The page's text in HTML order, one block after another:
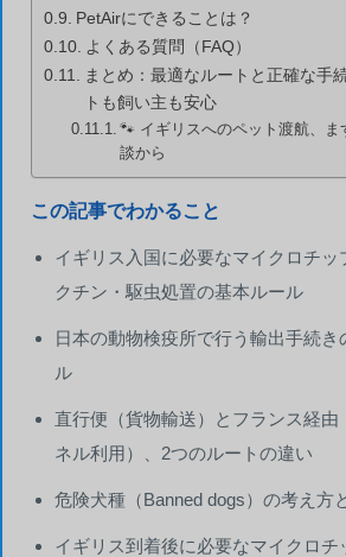
PetAirにできることは？
よくある質問（FAQ）
まとめ：最適なルートと正確な手
トも飼い主も安心
🐾 イギリスへのペット渡航、ま
談から
この記事でわかること
イギリス入国に必要なマイクロチッ
クチン・駆虫処置の基本ルール
日本の動物検疫所で行う輸出手続き
ル
直行便（貨物輸送）とフランス経由
ネル利用）、2つのルートの違い
危険犬種（Banned dogs）の考え方
イギリス到着後に必要なマイクロチ